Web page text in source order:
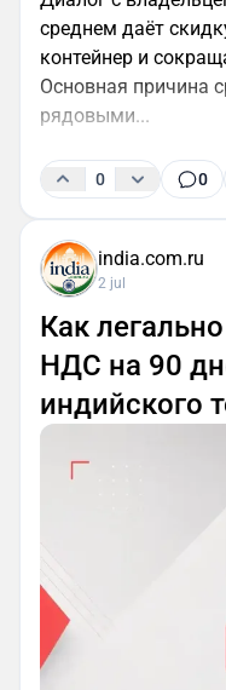
среднем даёт
контейнер и
Основная причина
рядовыми...
0 0
india.com.ru
2 jul
Как
НДС на 90
индийского